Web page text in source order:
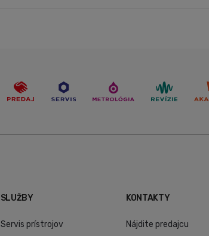
SLUŽBY
Servis prístrojov
KONTAKTY
Nájdite predajcu